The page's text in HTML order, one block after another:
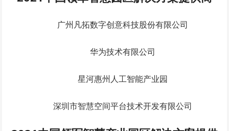
广州凡拓数字创意科技股份有限公司
华为技术有限公司
星河惠州人工智能产业园
深圳市智慧空间平台技术开发有限公司